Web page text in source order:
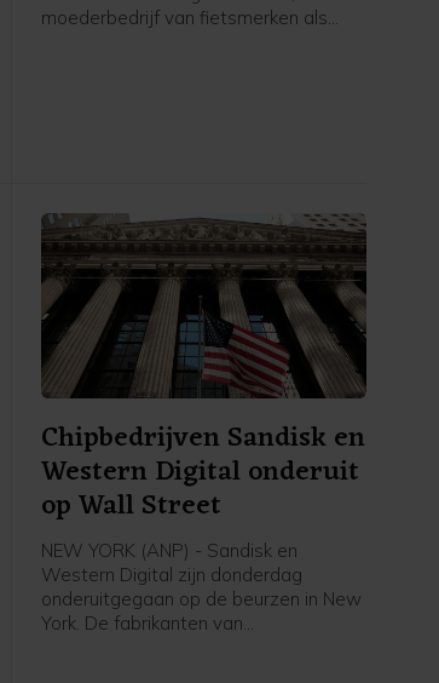
moederbedrijf van fietsmerken als
hun baan, inkomen en toekomst, aldus
de grootste vakbond van Nederland.
Chipbedrijven Sandisk en
Western Digital onderuit
op Wall Street
NEW YORK (ANP) - Sandisk en
Western Digital zijn donderdag
onderuitgegaan op de beurzen in New
York. De fabrikanten van